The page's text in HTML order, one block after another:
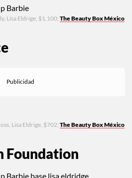
Lisa Eldrige, $1,100; The Beauty Box México
Lisa Eldrige, $702; The Beauty Box México
Foundation